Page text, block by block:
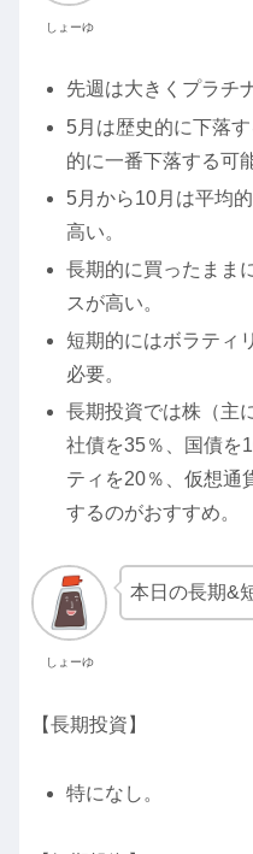
しょーゆ
先週は大きくプラチ
5月は歴史的に下落
的に一番下落する可
5月から10月は平均
高い。
長期的に買ったまま
スが高い。
短期的にはボラティ
必要。
長期投資では株（主
社債を35％、国債を
ティを20％、仮想通
するのがおすすめ。
しょーゆ
本日の長期&
【長期投資】
特になし。